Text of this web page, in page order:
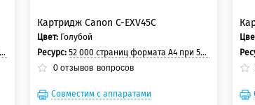
Картридж Canon C-EXV45C
Цвет: Голубой
Ресурс: 52 000 страниц формата А4 при 5% заполнении страницы.
0 отзывов вопросов
Совместим с аппаратами